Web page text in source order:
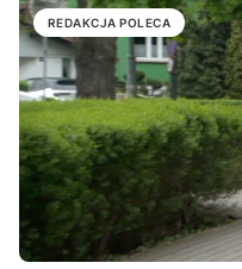
REDAKCJA POLECA